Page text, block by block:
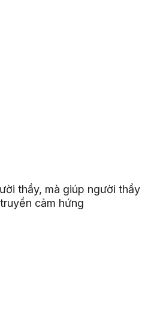
thầy, mà giúp người thầy
cảm hứng